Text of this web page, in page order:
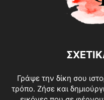
Γράψε την δίκη σου
τρόπο. Ζήσε και